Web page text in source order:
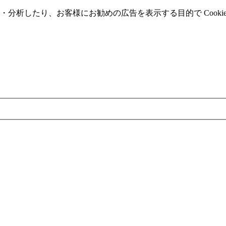
析したり、お客様にお勧めの広告を表⽰する⽬的で